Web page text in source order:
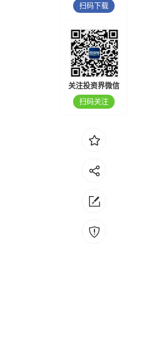
扫码下载
关注投资界微信
扫码关注